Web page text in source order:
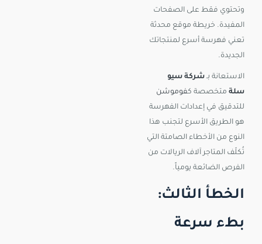
وتحتوي فقط على الصفحات
المفيدة. خريطة موقع محدثة
تعني فهرسة أسرع لمنتجاتك
الجديدة.
الاستعانة بـ شركة سيو
سلة متخصصة كفوموشن
للتدقيق في إعدادات الفهرسة
هو الطريق الأسرع لتجنب هذا
النوع من الأخطاء الصامتة التي
تُكلّف المتاجر آلاف الريالات من
الفرص الضائعة يومياً.
الخطأ الثالث:
بطء سرعة